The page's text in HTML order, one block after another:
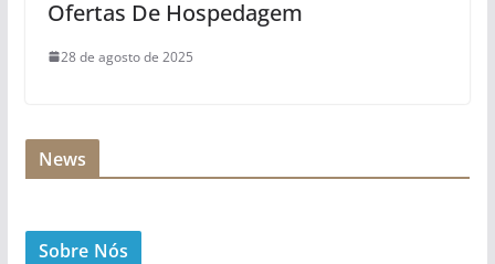
Ofertas De Hospedagem
28 de agosto de 2025
News
Sobre Nós